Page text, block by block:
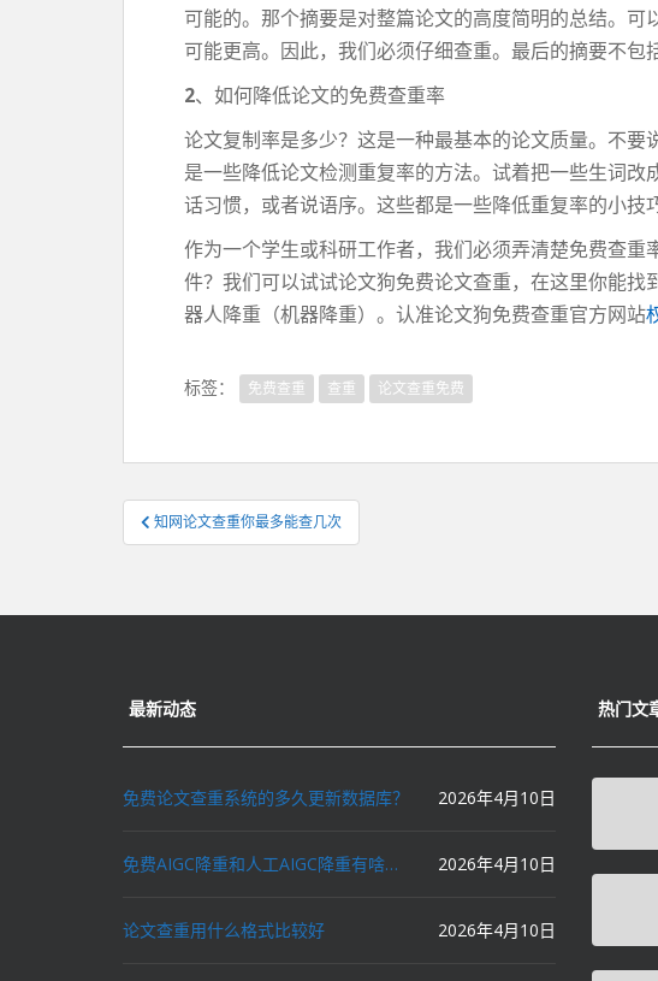
可能的。那个摘要是对整篇论文的高度简明的总结。
可能更高。因此，我们必须仔细查重。最后的摘要不包
2、如何降低论文的免费查重率
论文复制率是多少？这是一种最基本的论文质量。不
是一些降低论文检测重复率的方法。试着把一些生词
话习惯，或者说语序。这些都是一些降低重复率的小技
作为一个学生或科研工作者，我们必须弄清楚免费查
件？我们可以试试论文狗免费论文查重，在这里你能
器人降重（机器降重）。认准论文狗免费查重官方网站
标签： 免费查重 查重 论文查重免费
文
章
航
知网论文查重你最多能查几次
最新动态
免费论文查重系统的多久更新数据库？ 2026年4月10日
免费AIGC降重和人工AIGC降重有啥区别？ 2026年4月10日
论文查重用什么格式比较好 2026年4月10日
热门文